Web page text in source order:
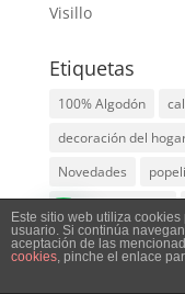
Los colores de las
Visillo
Etiquetas
100% Algodón
decoración del
Novedades
recomendaciones
servicio al cliente.
Este sitio web utiliza
usuario. Si continúa
aceptación de las
cookies, pinche el enlace